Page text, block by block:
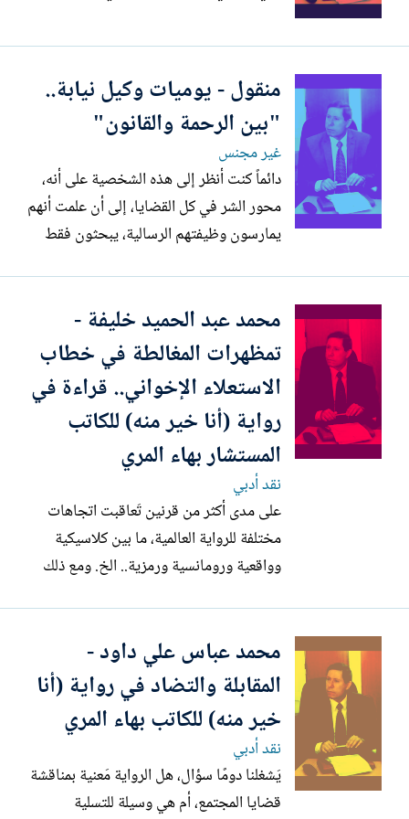
تَغضَب، ولا تلمني، فلكل قولٍ مُقتَضَى
واعتبرني كما قُلتَ عنِّي، فرَسٌ حَرُون وأنتَ
فارسٌ مِقدامٌ، لا يَخشَى الحُصون...
منقول - يوميات وكيل نيابة..
"بين الرحمة والقانون"
غير مجنس
دائماً كنت أنظر إلى هذه الشخصية على أنه،
محور الشر في كل القضايا، إلى أن علمت أنهم
يمارسون وظيفتهم الرسالية، يبحثون فقط
يراقب إنساناً من خلال أحداث جسيمة
وضعته لسبب أو لآخر بين براثن الاتهام،
وأحياناً بعين قاض يطبق...
محمد عبد الحميد خليفة -
تمظهرات المغالطة في خطاب
الاستعلاء الإخواني.. قراءة في
رواية (أنا خير منه) للكاتب
المستشار بهاء المري
نقد أدبي
على مدى أكثر من قرنين تَعاقبت اتجاهات
مختلفة للرواية العالمية، ما بين كلاسيكية
وواقعية ورومانسية ورمزية.. الخ. ومع ذلك
مضمونا لها مكانتها وأهميتها، لما تكتنز به
الحياة من أفكار مختلفة وحراكات مختلفة
للمجتمعات...
محمد عباس علي داود -
المقابلة والتضاد في رواية (أنا
خير منه) للكاتب بهاء المري
نقد أدبي
يَشغلنا دومًا سؤال، هل الرواية مَعنية بمناقشة
قضايا المجتمع، أم هي وسيلة للتسلية